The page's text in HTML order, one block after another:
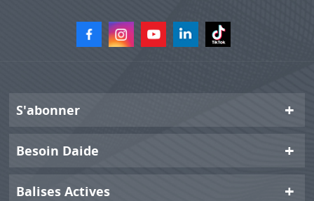
S'abonner
Besoin Daide
Balises Actives